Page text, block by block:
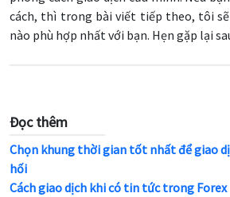
cách, thì trong bài viết tiếp theo, tôi
nào phù hợp nhất với bạn. Hẹn gặp lại
Đọc thêm
Chọn khung thời gian tốt nhất để giao
hối
Cách giao dịch khi có tin tức trong Forex